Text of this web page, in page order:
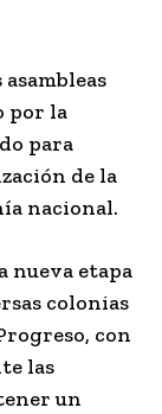
por la
para
de la
nacional.
nueva etapa
colonias
con
las
un